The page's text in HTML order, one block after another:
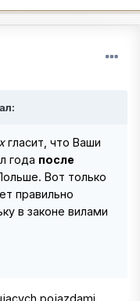
гласит, что Ваши
года после
Вот только
правильно
в законе вилами
pojazdami